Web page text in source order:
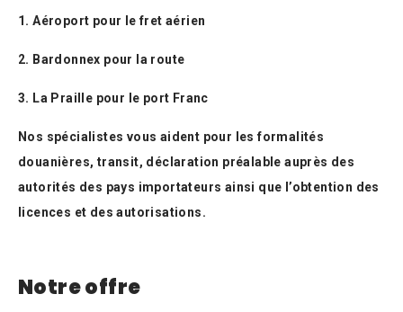
1. Aéroport pour le fret aérien
2. Bardonnex pour la route
3. La Praille pour le port Franc
Nos spécialistes vous aident pour les formalités
douanières, transit, déclaration préalable auprès des
autorités des pays importateurs ainsi que l’obtention des
licences et des autorisations.
Notre offre